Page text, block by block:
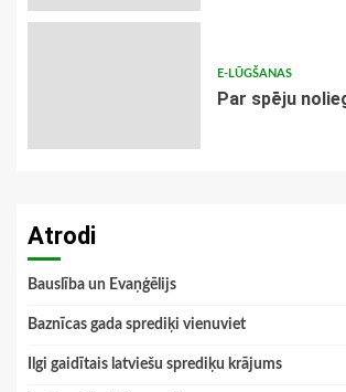
E-LŪGŠANAS
Par spēju
Atrodi
Bauslība un Evaņģēlijs
Baznīcas gada sprediķi vienuviet
Ilgi gaidītais latviešu sprediķu krājums